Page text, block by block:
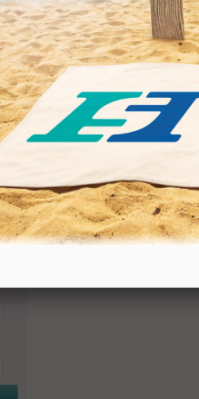
Boorlengte (BD): 300 mm
Aansluiting: R 1/2"
Toerental: 1.800–2.300 rpm
Minimaal koelwater: 5 l/min